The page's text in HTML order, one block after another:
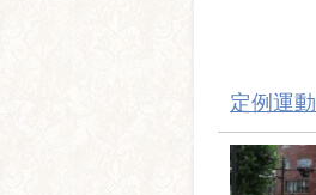
定例運動